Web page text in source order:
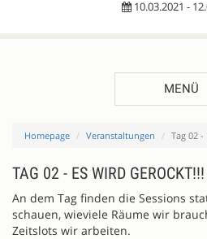
10.03.2021 -
MENÜ
Homepage Veranstaltungen Tag 02
TAG 02 - ES WIRD GEROCKT!!!
An dem Tag finden die Sessions
schauen, wieviele Räume wir
Zeitslots wir arbeiten.